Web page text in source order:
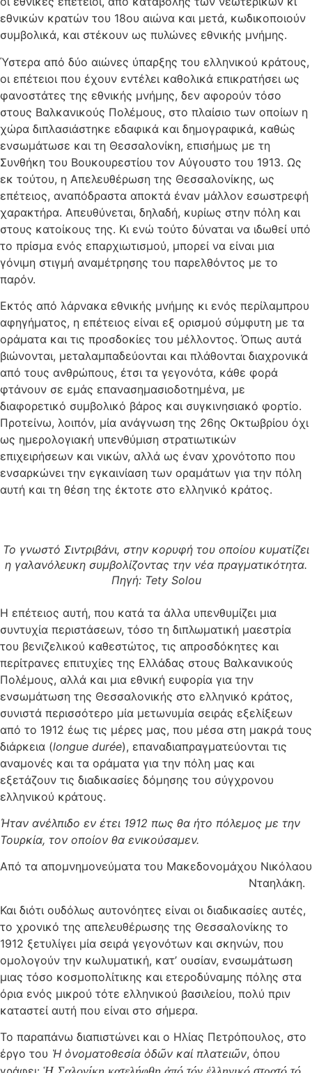
εθνικών κρατών του 18ου αιώνα και μετά, κωδικοποιούν
συμβολικά, και στέκουν ως πυλώνες εθνικής μνήμης.
Ύστερα από δύο αιώνες ύπαρξης του ελληνικού κράτους,
οι επέτειοι που έχουν εντέλει καθολικά επικρατήσει ως
φανοστάτες της εθνικής μνήμης, δεν αφορούν τόσο
στους Βαλκανικούς Πολέμους, στο πλαίσιο των οποίων η
χώρα διπλασιάστηκε εδαφικά και δημογραφικά, καθώς
ενσωμάτωσε και τη Θεσσαλονίκη, επισήμως με τη
Συνθήκη του Βουκουρεστίου τον Αύγουστο του 1913. Ως
εκ τούτου, η Απελευθέρωση της Θεσσαλονίκης, ως
επέτειος, αναπόδραστα αποκτά έναν μάλλον εσωστρεφή
χαρακτήρα. Απευθύνεται, δηλαδή, κυρίως στην πόλη και
στους κατοίκους της. Κι ενώ τούτο δύναται να ιδωθεί υπό
το πρίσμα ενός επαρχιωτισμού, μπορεί να είναι μια
γόνιμη στιγμή αναμέτρησης του παρελθόντος με το
παρόν.
Εκτός από λάρνακα εθνικής μνήμης κι ενός περίλαμπρου
αφηγήματος, η επέτειος είναι εξ ορισμού σύμφυτη με τα
οράματα και τις προσδοκίες του μέλλοντος. Όπως αυτά
βιώνονται, μεταλαμπαδεύονται και πλάθονται διαχρονικά
από τους ανθρώπους, έτσι τα γεγονότα, κάθε φορά
φτάνουν σε εμάς επανασημασιοδοτημένα, με
διαφορετικό συμβολικό βάρος και συγκινησιακό φορτίο.
Προτείνω, λοιπόν, μία ανάγνωση της 26ης Οκτωβρίου όχι
ως ημερολογιακή υπενθύμιση στρατιωτικών
επιχειρήσεων και νικών, αλλά ως έναν χρονότοπο που
ενσαρκώνει την εγκαινίαση των οραμάτων για την πόλη
αυτή και τη θέση της έκτοτε στο ελληνικό κράτος.
Το γνωστό Σιντριβάνι, στην κορυφή του οποίου κυματίζει
η γαλανόλευκη συμβολίζοντας την νέα πραγματικότητα.
Πηγή: Tety Solou
Η επέτειος αυτή, που κατά τα άλλα υπενθυμίζει μια
συντυχία περιστάσεων, τόσο τη διπλωματική μαεστρία
του βενιζελικού καθεστώτος, τις απροσδόκητες και
περίτρανες επιτυχίες της Ελλάδας στους Βαλκανικούς
Πολέμους, αλλά και μια εθνική ευφορία για την
ενσωμάτωση της Θεσσαλονικής στο ελληνικό κράτος,
συνιστά περισσότερο μία μετωνυμία σειράς εξελίξεων
από το 1912 έως τις μέρες μας, που μέσα στη μακρά τους
διάρκεια (longue durée), επαναδιαπραγματεύονται τις
αναμονές και τα οράματα για την πόλη μας και
εξετάζουν τις διαδικασίες δόμησης του σύγχρονου
ελληνικού κράτους.
Ήταν ανέλπιδο εν έτει 1912 πως θα ήτο πόλεμος με την
Τουρκία, τον οποίον θα ενικούσαμεν.
Aπό τα απομνημονεύματα του Μακεδονομάχου Νικόλαου
Νταηλάκη.
Και διότι ουδόλως αυτονόητες είναι οι διαδικασίες αυτές,
το χρονικό της απελευθέρωσης της Θεσσαλονίκης το
1912 ξετυλίγει μία σειρά γεγονότων και σκηνών, που
ομολογούν την κωλυματική, κατ’ ουσίαν, ενσωμάτωση
μιας τόσο κοσμοπολίτικης και ετεροδύναμης πόλης στα
όρια ενός μικρού τότε ελληνικού βασιλείου, πολύ πριν
καταστεί αυτή που είναι στο σήμερα.
Το παραπάνω διαπιστώνει και ο Ηλίας Πετρόπουλος, στο
έργο του Ἡ ὁνοματοθεσία ὁδῶν καί πλατειῶν, όπου